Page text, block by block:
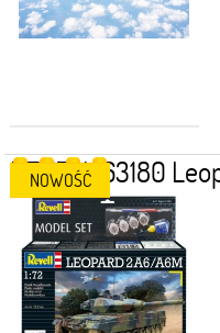
REVELL 63180
NOWOŚĆ